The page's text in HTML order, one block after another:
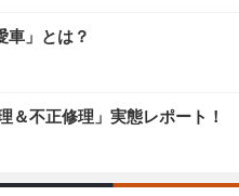
車」とは？
＆不正修理」実態レポート！